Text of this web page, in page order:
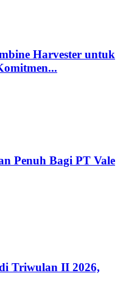
Harvester untuk
Penuh Bagi PT Vale
Triwulan II 2026,